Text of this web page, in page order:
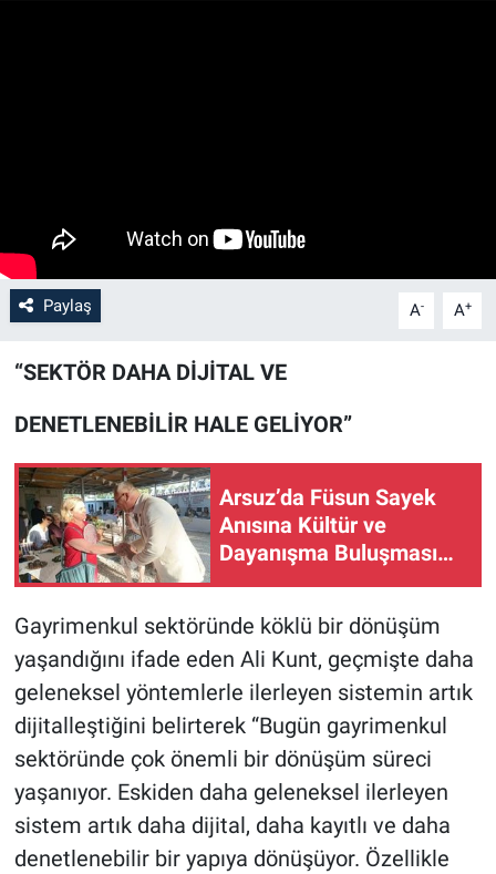
Paylaş A- A+
“SEKTÖR DAHA DİJİTAL VE
DENETLENEBİLİR HALE GELİYOR”
Arsuz’da Füsun Sayek
Anısına Kültür ve
Dayanışma Buluşması…
Gayrimenkul sektöründe köklü bir dönüşüm
yaşandığını ifade eden Ali Kunt, geçmişte daha
geleneksel yöntemlerle ilerleyen sistemin artık
dijitalleştiğini belirterek “Bugün gayrimenkul
sektöründe çok önemli bir dönüşüm süreci
yaşanıyor. Eskiden daha geleneksel ilerleyen
sistem artık daha dijital, daha kayıtlı ve daha
denetlenebilir bir yapıya dönüşüyor. Özellikle